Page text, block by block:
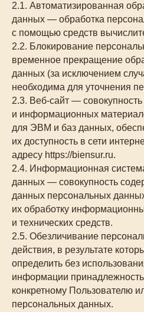
2.1. Автоматизированная
данных — обработка
с помощью средств
2.2. Блокирование
временное прекращение
данных (за исключением
необходима для уточнения
2.3. Веб-сайт —
и информационных
для ЭВМ и баз данных,
их доступность в сети
адресу https://biensur.ru.
2.4. Информационная
данных — совокупность
данных персональных
их обработку
и технических средств.
2.5. Обезличивание
действия, в результате
определить без
информации
конкретному Пользователю
персональных данных.